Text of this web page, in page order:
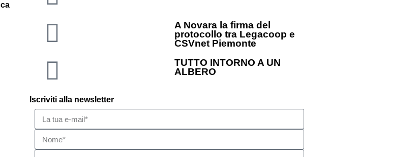
A Novara la firma del
protocollo tra Legacoop e
CSVnet Piemonte
TUTTO INTORNO A UN
ALBERO
Iscriviti alla newsletter